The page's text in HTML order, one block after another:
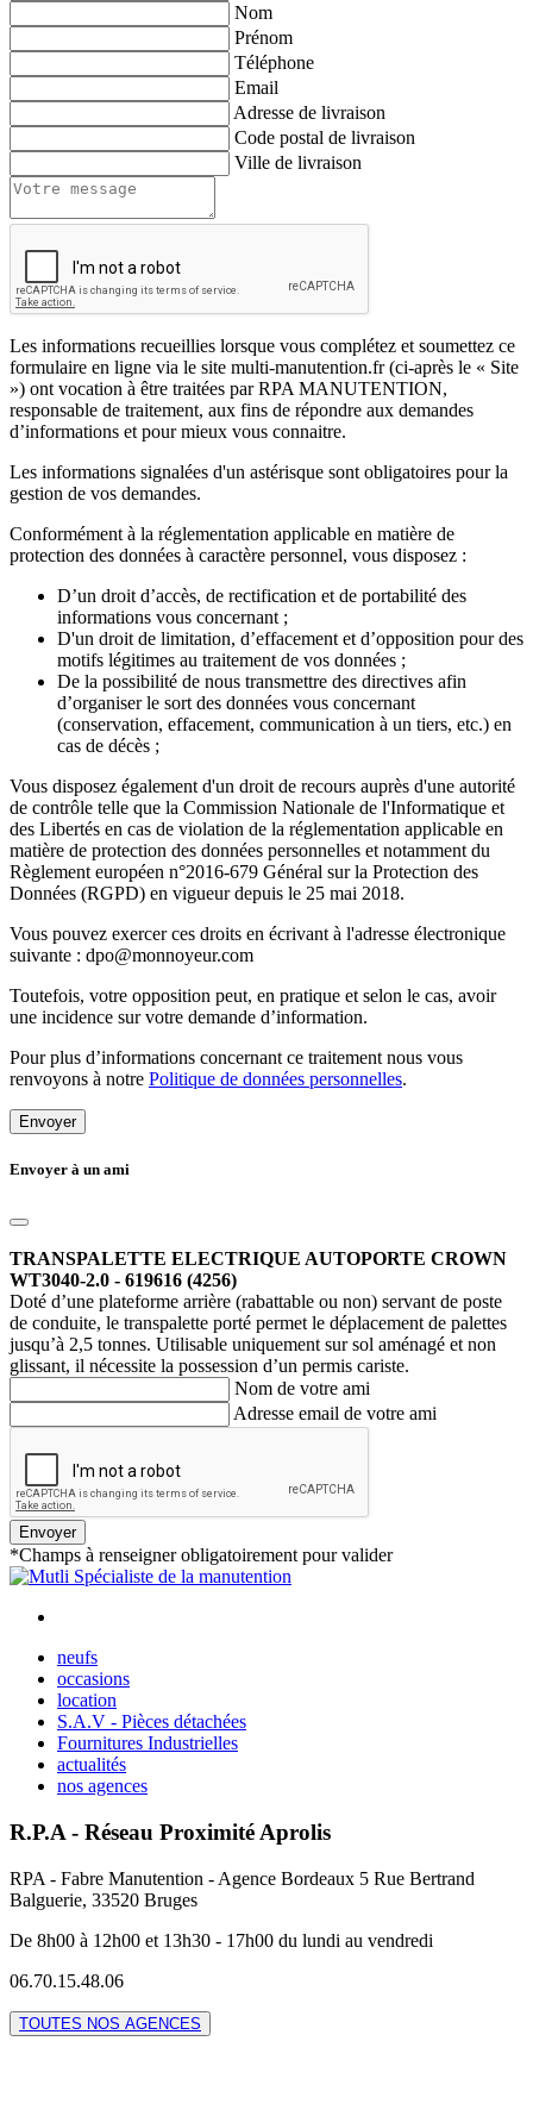
Nom
Prénom
Téléphone
Email
Adresse de livraison
Code postal de livraison
Ville de livraison
Les informations recueillies lorsque vous complétez et soumettez ce
formulaire en ligne via le site multi-manutention.fr (ci-après le « Site
») ont vocation à être traitées par RPA MANUTENTION,
responsable de traitement, aux fins de répondre aux demandes
d’informations et pour mieux vous connaitre.
Les informations signalées d'un astérisque sont obligatoires pour la
gestion de vos demandes.
Conformément à la réglementation applicable en matière de
protection des données à caractère personnel, vous disposez :
D’un droit d’accès, de rectification et de portabilité des
informations vous concernant ;
D'un droit de limitation, d’effacement et d’opposition pour des
motifs légitimes au traitement de vos données ;
De la possibilité de nous transmettre des directives afin
d’organiser le sort des données vous concernant
(conservation, effacement, communication à un tiers, etc.) en
cas de décès ;
Vous disposez également d'un droit de recours auprès d'une autorité
de contrôle telle que la Commission Nationale de l'Informatique et
des Libertés en cas de violation de la réglementation applicable en
matière de protection des données personnelles et notamment du
Règlement européen n°2016-679 Général sur la Protection des
Données (RGPD) en vigueur depuis le 25 mai 2018.
Vous pouvez exercer ces droits en écrivant à l'adresse électronique
suivante : dpo@monnoyeur.com
Toutefois, votre opposition peut, en pratique et selon le cas, avoir
une incidence sur votre demande d’information.
Pour plus d’informations concernant ce traitement nous vous
renvoyons à notre Politique de données personnelles.
Envoyer
Envoyer à un ami
TRANSPALETTE ELECTRIQUE AUTOPORTE CROWN
WT3040-2.0 - 619616 (4256)
Doté d’une plateforme arrière (rabattable ou non) servant de poste
de conduite, le transpalette porté permet le déplacement de palettes
jusqu’à 2,5 tonnes. Utilisable uniquement sur sol aménagé et non
glissant, il nécessite la possession d’un permis cariste.
Nom de votre ami
Adresse email de votre ami
Envoyer
*Champs à renseigner obligatoirement pour valider
neufs
occasions
location
S.A.V - Pièces détachées
Fournitures Industrielles
actualités
nos agences
R.P.A - Réseau Proximité Aprolis
RPA - Fabre Manutention - Agence Bordeaux 5 Rue Bertrand
Balguerie, 33520 Bruges
De 8h00 à 12h00 et 13h30 - 17h00 du lundi au vendredi
06.70.15.48.06
TOUTES NOS AGENCES